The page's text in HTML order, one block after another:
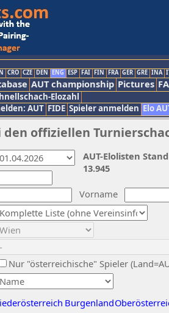
CRO CZE DEN ENG ESP FAI FIN FRA GER GRE INA
AUT championship Pictures
Elozahl
AUT FIDE Spieler anmelden Elo
offiziellen
Vorname
Nur "österreichische" Spieler
Burgenland
AUT-Elolisten
13.945